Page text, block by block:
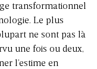
transformationnel
Le plus
ne sont pas là
une fois ou deux,
l’estime en